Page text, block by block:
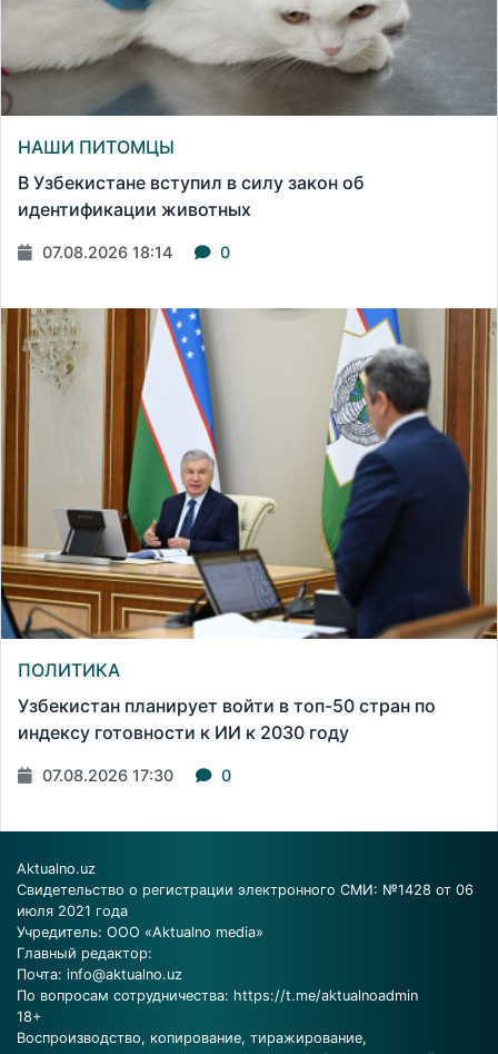
НАШИ ПИТОМЦЫ
В Узбекистане вступил в силу закон об
идентификации животных
07.08.2026 18:14 0
ПОЛИТИКА
Узбекистан планирует войти в топ-50 стран по
индексу готовности к ИИ к 2030 году
07.08.2026 17:30 0
Aktualno.uz
Свидетельство о регистрации электронного СМИ: №1428 от 06
июля 2021 года
Учредитель: ООО «Aktualno media»
Главный редактор:
Почта: info@aktualno.uz
По вопросам сотрудничества: https://t.me/aktualnoadmin
18+
Воспроизводство, копирование, тиражирование,